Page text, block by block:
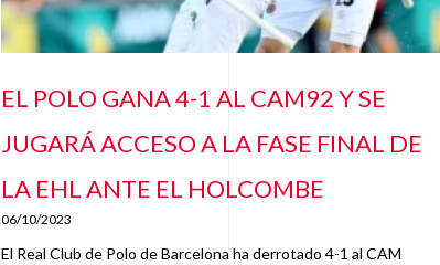
EL POLO GANA 4-1 AL CAM92 Y SE
JUGARÁ ACCESO A LA FASE FINAL DE
LA EHL ANTE EL HOLCOMBE
06/10/2023
El Real Club de Polo de Barcelona ha derrotado 4-1 al CAM